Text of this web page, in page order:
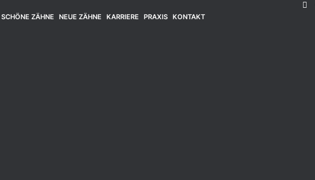
SCHÖNE ZÄHNE NEUE ZÄHNE KARRIERE PRAXIS KONTAKT